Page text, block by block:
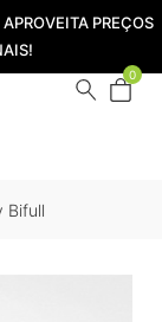
APROVEITA PREÇOS
0
Bifull